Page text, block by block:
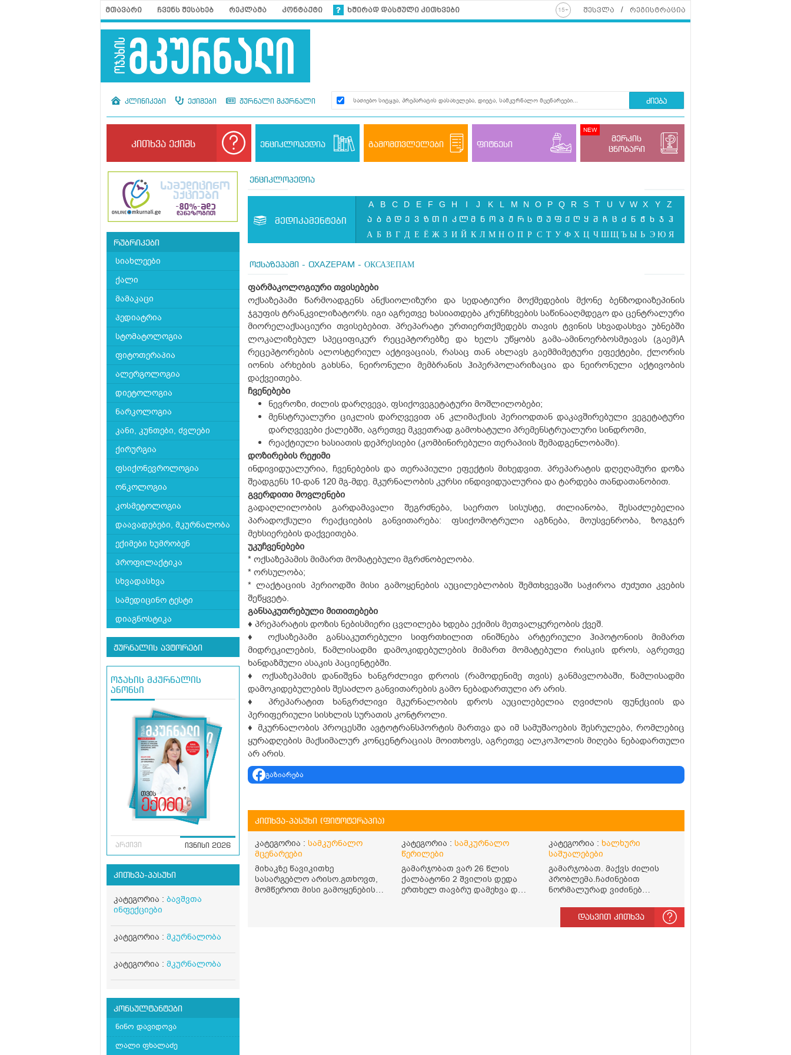
მთავარი ჩვენს შესახებ რეკლამა კონტაქტი ხშირად დასმული კითხვები შესვლა რეგისტრაცია
კლინიკები ექიმები ჟურნალი მკურნალი ძიება
კითხვა ექიმს ენციკლოპედია გამომთვლელები ფიტნესი
მერკის
ცნობარი
რუბრიკები
სიახლეები
ქალი
მამაკაცი
პედიატრია
სტომატოლოგია
ფიტოთერაპია
ალერგოლოგია
დიეტოლოგია
ნარკოლოგია
კანი, კუნთები, ძვლები
ქირურგია
ფსიქონევროლოგია
ონკოლოგია
კოსმეტოლოგია
დაავადებები, მკურნალობა
ექიმები ხუმრობენ
პროფილაქტიკა
სხვადასხვა
სამედიცინო ტესტი
დიაგნოსტიკა
ჟურნალის ავტორები
ოჯახის მკურნალის
ანონსი
არქივი ივნისი 2026
კითხვა-პასუხი
კატეგორია : ბავშვთა
ინფექციები
კატეგორია : მკურნალობა
კატეგორია : მკურნალობა
კონსულტანტები
ნინო დავიდოვა
ლალი ფხალაძე
ენციკლოპედია
მედიკამენტები
A B C D E F G H I J K L M N O P Q R S T U V W X Y Z
ა ბ გ დ ე ვ ზ თ ი კ ლ მ ნ ო პ ჟ რ ს ტ უ ფ ქ ღ ყ შ ჩ ც ძ წ ჭ ხ ჯ ჰ
А Б В Г Д Е Ё Ж З И Й К Л М Н О П Р С Т У Ф Х Ц Ч ШЩ Ъ Ы Ь Э Ю Я
ოქსაზეპამი - OXAZEPAM - ОКСАЗЕПАМ
ფარმაკოლოგიური თვისებები
ოქსაზეპამი წარმოადგენს ანქსიოლიზური და სედატიური მოქმედების მქონე ბენზოდიაზეპინის
ჯგუფის ტრანკვილიზატორს. იგი აგრეთვე ხასიათდება კრუნჩხვების საწინააღმდეგო და ცენტრალური
მიორელაქსაციური თვისებებით. პრეპარატი ურთიერთქმედებს თავის ტვინის სხვადასხვა უბნებში
ლოკალიზებულ სპეციფიკურ რეცეპტორებზე და ხელს უწყობს გამა-ამინოერბოსმჟავას (გაემ)А
რეცეპტორების ალოსტერიულ აქტივაციას, რასაც თან ახლავს გაემმიმეტური ეფექტები, ქლორის
იონის არხების გახსნა, ნეირონული მემბრანის ჰიპერპოლარიზაცია და ნეირონული აქტივობის
დაქვეითება.
ჩვენებები
ნევროზი, ძილის დარღვევა, ფსიქოვეგეტატური მოშლილობები;
მენსტრუალური ციკლის დარღვევით ან კლიმაქსის პერიოდთან დაკავშირებული ვეგეტატური
დარღვევები ქალებში, აგრეთვე მკვეთრად გამოხატული პრემენსტრუალური სინდრომი,
რეაქტიული ხასიათის დეპრესიები (კომბინირებული თერაპიის შემადგენლობაში).
დოზირების რეჟიმი
ინდივიდუალურია, ჩვენებების და თერაპიული ეფექტის მიხედვით. პრეპარატის დღეღამური დოზა
შეადგენს 10-დან 120 მგ-მდე. მკურნალობის კურსი ინდივიდუალურია და ტარდება თანდათანობით.
გვერდითი მოვლენები
გადაღლილობის გარდამავალი შეგრძნება, საერთო სისუსტე, ძილიანობა, შესაძლებელია
პარადოქსული რეაქციების განვითარება: ფსიქომოტრული აგზნება, მოუსვენრობა, ზოგჯერ
მეხსიერების დაქვეითება.
უკუჩვენებები
* ოქსაზეპამის მიმართ მომატებული მგრძნობელობა.
* ორსულობა;
* ლაქტაციის პერიოდში მისი გამოყენების აუცილებლობის შემთხვევაში საჭიროა ძუძუთი კვების
შეწყვეტა.
განსაკუთრებული მითითებები
♦ პრეპარატის დოზის ნებისმიერი ცვლილება ხდება ექიმის მეთვალყურეობის ქვეშ.
♦ ოქსაზეპამი განსაკუთრებული სიფრთხილით ინიშნება არტერიული ჰიპოტონიის მიმართ
მიდრეკილების, წამლისადმი დამოკიდებულების მიმართ მომატებული რისკის დროს, აგრეთვე
ხანდაზმული ასაკის პაციენტებში.
♦ ოქსაზეპამის დანიშვნა ხანგრძლივი დროის (რამოდენიმე თვის) განმავლობაში, წამლისადმი
დამოკიდებულების შესაძლო განვითარების გამო ნებადართული არ არის.
♦ პრეპარატით ხანგრძლივი მკურნალობის დროს აუცილებელია ღვიძლის ფუნქციის და
პერიფერიული სისხლის სურათის კონტროლი.
♦ მკურნალობის პროცესში ავტოტრანსპორტის მართვა და იმ სამუშაოების შესრულება, რომლებიც
ყურადღების მაქსიმალურ კონცენტრაციას მოითხოვს, აგრეთვე ალკოჰოლის მიღება ნებადართული
არ არის.
გაზიარება
კითხვა-პასუხი (ფიტოტერაპია)
კატეგორია : სამკურნალო
მცენარეები
მიხაკზე წავიკითხე
სასარგებლო არისო.გთხოვთ,
მომწეროთ მისი გამოყენების
კატეგორია :სამკურნალო
წერილები
გამარჯობათ ვარ 26 წლის
ქალბატონი 2 შვილის დედა
ერთხელ თავბრუ დამეხვა და
კატეგორია : ხალხური
საშუალებები
გამარჯობათ. მაქვს ძილის
პრობლემა.ჩაძინებით
ნორმალურად ვიძინებ
00 ან 04:00 საათზე მეღვიძება
და მერე ვერ ვიძინებ
დასვით კითხვა